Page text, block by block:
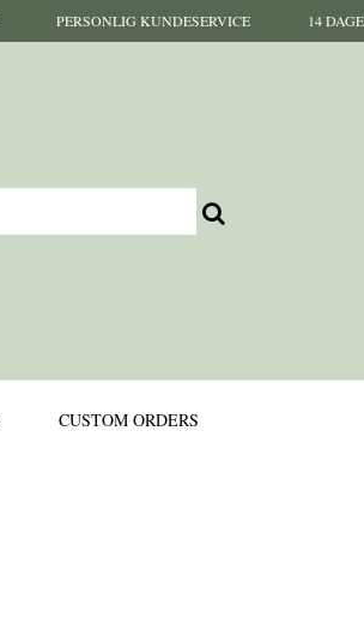
PERSONLIG KUNDESERVICE 14
CUSTOM ORDERS